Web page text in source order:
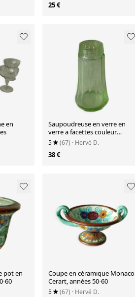
25 €
en
Saupoudreuse en verre en
verre a facettes couleur
ouraline
5 (67) · Hervé D.
38 €
pot en
60
Coupe en céramique Monaco
Cerart, années 50-60
5 (67) · Hervé D.